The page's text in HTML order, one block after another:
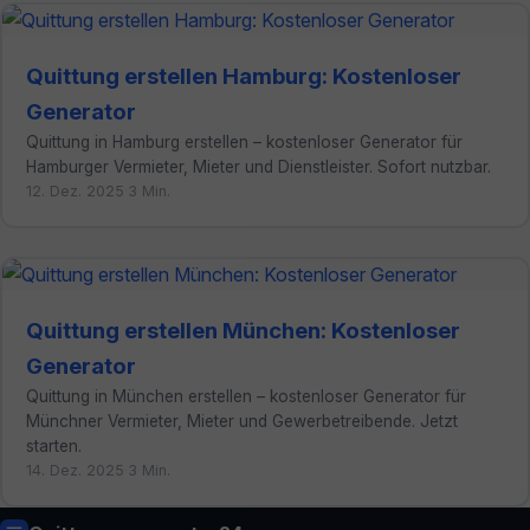
Quittung erstellen Hamburg: Kostenloser
Generator
Quittung in Hamburg erstellen – kostenloser Generator für
Hamburger Vermieter, Mieter und Dienstleister. Sofort nutzbar.
12. Dez. 2025 3 Min.
Quittung erstellen München: Kostenloser
Generator
Quittung in München erstellen – kostenloser Generator für
Münchner Vermieter, Mieter und Gewerbetreibende. Jetzt
starten.
14. Dez. 2025 3 Min.